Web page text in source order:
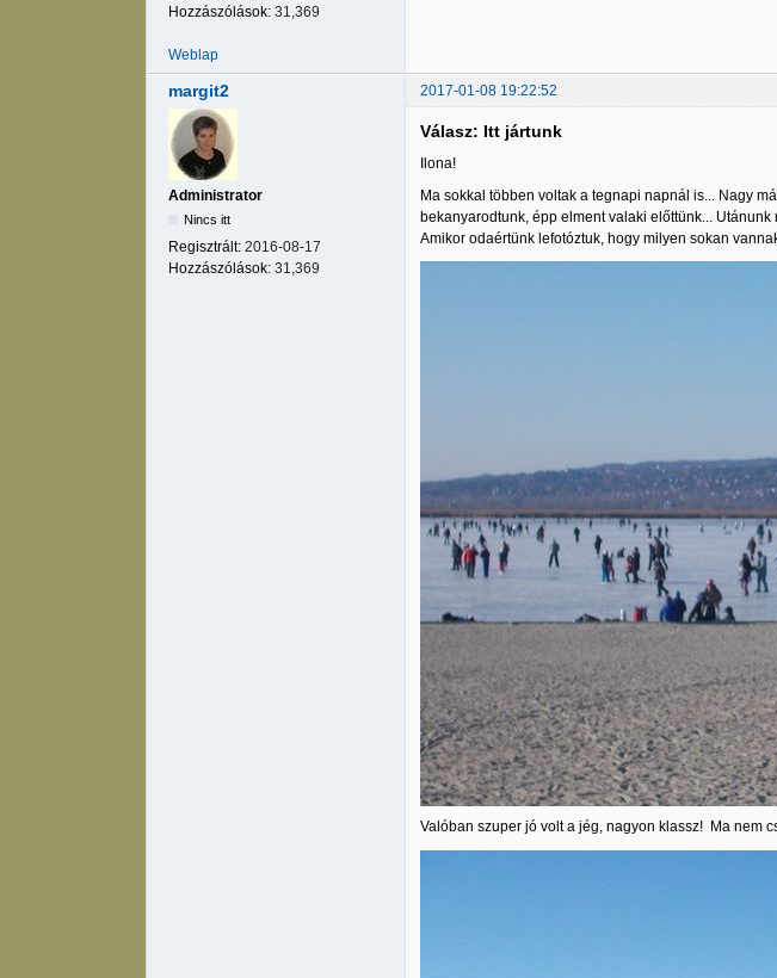
Hozzászólások: 31,369
Weblap
margit2 2017-01-08 19:22:52
Administrator
Nincs itt
Regisztrált: 2016-08-17
Hozzászólások: 31,369
Válasz: Itt jártunk
Ilona!
Ma sokkal többen voltak a tegnapi napnál is... Nagy
bekanyarodtunk, épp elment valaki előttünk... Utánunk
Amikor odaértünk lefotóztuk, hogy milyen sokan
Valóban szuper jó volt a jég, nagyon klassz! Ma nem